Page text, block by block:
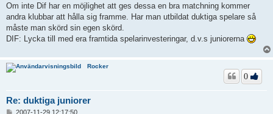
Om inte Dif har en möjlighet att ges dessa en bra matchning kommer
andra klubbar att hålla sig framme. Har man utbildat duktiga spelare så
måste man skörd sin egen skörd.
DIF: Lycka till med era framtida spelarinvesteringar, d.v.s juniorerna
Rocker
Re: duktiga juniorer
0
2007-11-29 12:17:50